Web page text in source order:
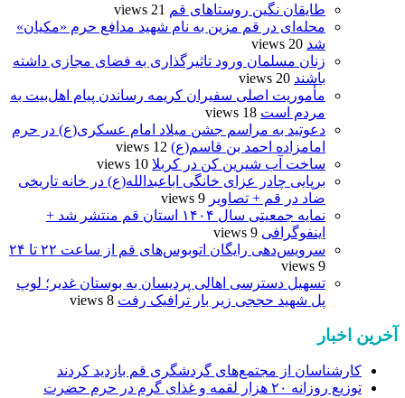
طایقان نگین روستاهای قم 21 views
محله‌ای در قم مزین به نام شهید مدافع حرم «مکیان»
شد 20 views
زنان مسلمان ورود تاثیرگذاری به فضای مجازی داشته
باشند 20 views
مأموریت اصلی سفیران کریمه رساندن پیام اهل‌بیت به
مردم است 18 views
دعوتید به مراسم جشن میلاد امام عسکری(ع) در حرم
امامزاده احمد بن قاسم(ع) 12 views
ساخت آب شیرین کن در کربلا 10 views
برپایی چادر عزای خانگی اباعبدالله(ع) در خانه تاریخی
ضاد در قم + تصاویر 9 views
نمایه جمعیتی سال ۱۴۰۴ استان قم منتشر شد +
اینفوگرافی 9 views
سرویس‌دهی رایگان اتوبوس‌های قم از ساعت ۲۲ تا ۲۴
9 views
تسهیل دسترسی اهالی پردیسان به بوستان غدیر؛ لوپ
پل شهید حججی زیر بار ترافیک رفت 8 views
آخرین اخبار
کارشناسان از مجتمع‌های گردشگری قم بازدید کردند
توزیع روزانه ۲۰ هزار لقمه و غذای گرم در حرم حضرت